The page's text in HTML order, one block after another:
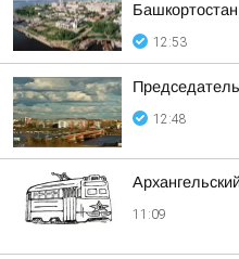
Башкортостан
12:53
12:48
11:09